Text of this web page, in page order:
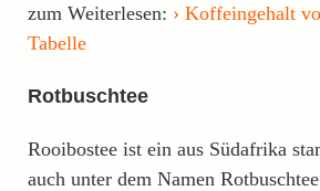
zum Weiterlesen:
Koffeingehalt
Tabelle
Rotbuschtee
Rooibostee ist ein aus Südafrika
auch unter dem Namen